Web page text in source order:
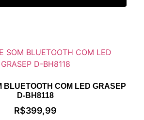
BLUETOOTH COM LED GRASEP
D-BH8118
R$399,99